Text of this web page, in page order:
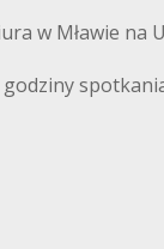
w Mławie na